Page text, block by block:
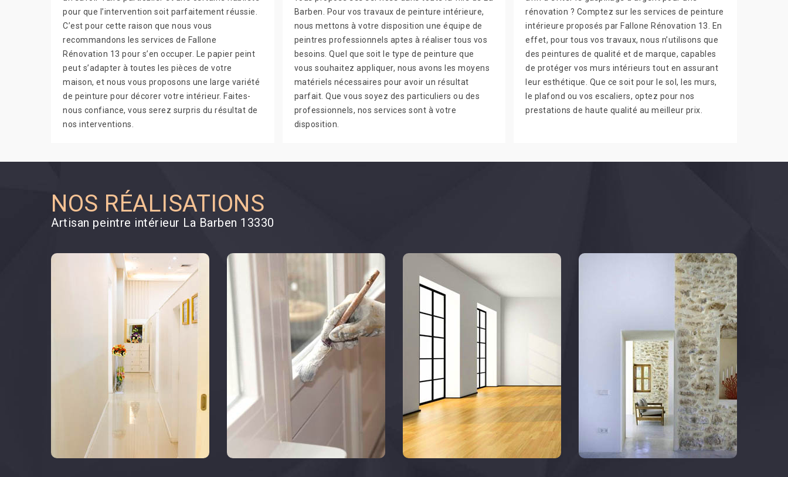
pour que l’intervention soit parfaitement réussie.
C’est pour cette raison que nous vous
recommandons les services de Fallone
Rénovation 13 pour s’en occuper. Le papier peint
peut s’adapter à toutes les pièces de votre
maison, et nous vous proposons une large variété
de peinture pour décorer votre intérieur. Faites-
nous confiance, vous serez surpris du résultat de
nos interventions.
Barben. Pour vos travaux de peinture intérieure,
nous mettons à votre disposition une équipe de
peintres professionnels aptes à réaliser tous vos
besoins. Quel que soit le type de peinture que
vous souhaitez appliquer, nous avons les moyens
matériels nécessaires pour avoir un résultat
parfait. Que vous soyez des particuliers ou des
professionnels, nos services sont à votre
disposition.
rénovation ? Comptez sur les services de peinture
intérieure proposés par Fallone Rénovation 13. En
effet, pour tous vos travaux, nous n’utilisons que
des peintures de qualité et de marque, capables
de protéger vos murs intérieurs tout en assurant
leur esthétique. Que ce soit pour le sol, les murs,
le plafond ou vos escaliers, optez pour nos
prestations de haute qualité au meilleur prix.
NOS RÉALISATIONS
Artisan peintre intérieur La Barben 13330